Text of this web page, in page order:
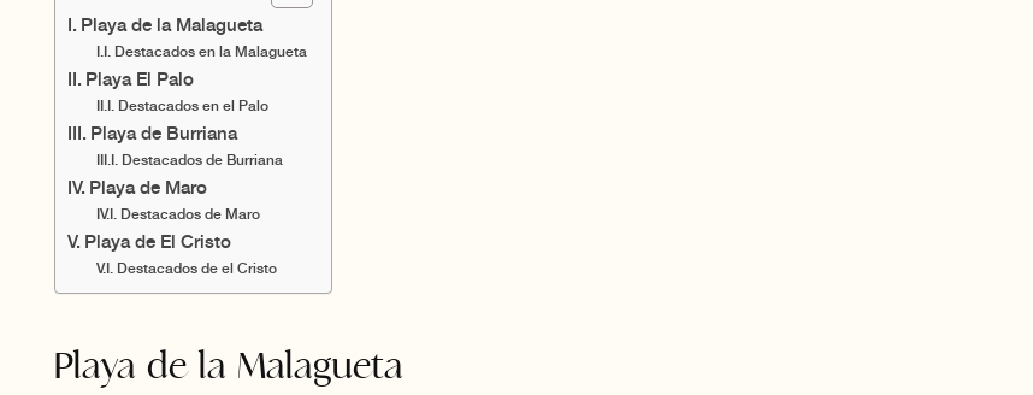
Playa de la Malagueta
Destacados en la Malagueta
Playa El Palo
Destacados en el Palo
Playa de Burriana
Destacados de Burriana
Playa de Maro
Destacados de Maro
Playa de El Cristo
Destacados de el Cristo
Playa de la Malagueta